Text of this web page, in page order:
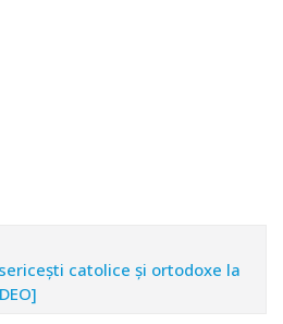
catolice şi ortodoxe la